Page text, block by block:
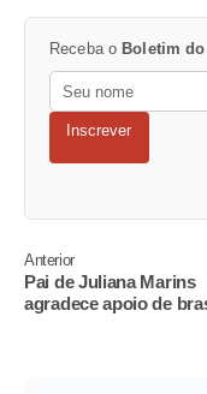
Receba o Boletim
Inscrever
Anterior
Pai de Juliana Marins
agradece apoio de